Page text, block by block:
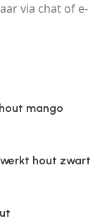
via chat of e-
mango
hout zwart